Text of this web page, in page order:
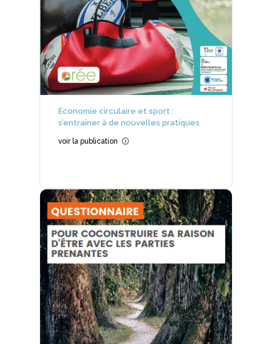
Économie circulaire et sport :
s’entraîner à de nouvelles pratiques
voir la publication =